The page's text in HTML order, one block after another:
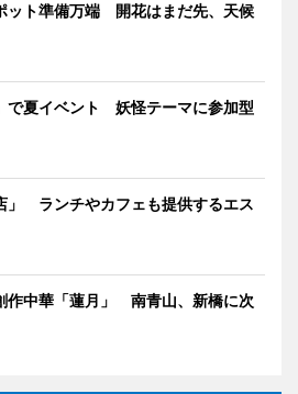
ット準備万端 開花はまだ先、天候
で夏イベント 妖怪テーマに参加型
」 ランチやカフェも提供するエス
作中華「蓮月」 南青山、新橋に次